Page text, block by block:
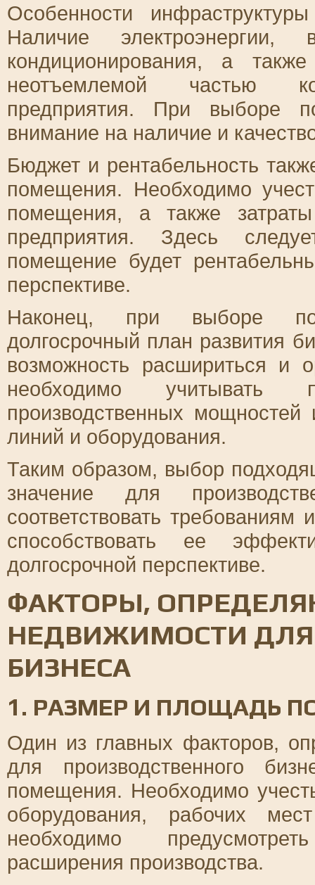
Особенности
Наличие
кондиционирования, а
неотъемлемой частью
предприятия. При выборе
внимание на наличие и
Бюджет и рентабельность
помещения. Необходимо
помещения, а также
предприятия. Здесь
помещение будет
перспективе.
Наконец, при выборе
долгосрочный план развития
возможность расшириться и
необходимо учитывать
производственных
линий и оборудования.
Таким образом, выбор
значение для
соответствовать
способствовать ее
долгосрочной перспективе.
ФАКТОРЫ,
НЕДВИЖИМОСТИ ДЛЯ
БИЗНЕСА
1. РАЗМЕР И ПЛОЩАДЬ
Один из главных факторов,
для производственного
помещения. Необходимо
оборудования, рабочих
необходимо
расширения производства.